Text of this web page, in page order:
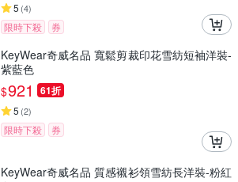
5 (4)
限時下殺 券
KeyWear奇威名品 寬鬆剪裁印花雪紡短袖洋裝-
紫藍色
$921 61折
5 (2)
限時下殺 券
KeyWear奇威名品 質感襯衫領雪紡長洋裝-粉紅